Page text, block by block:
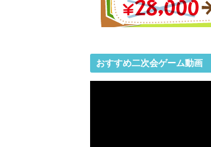
おすすめ二次会ゲーム動画